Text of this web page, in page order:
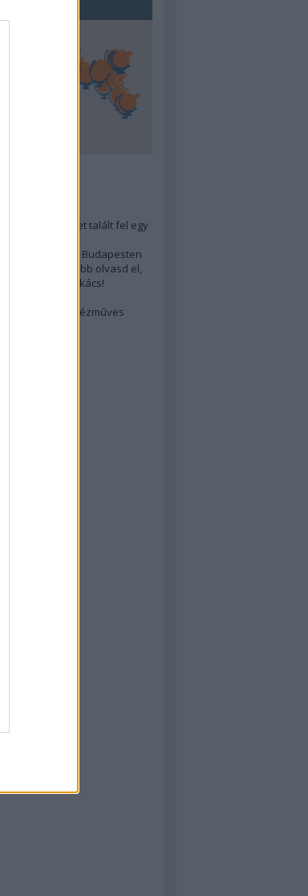
térképet talált fel egy
árú) ebéd Budapesten
lenni? Akkor előbb olvasd el,
egy magyar szakács!
kincsei: orosz kézműves